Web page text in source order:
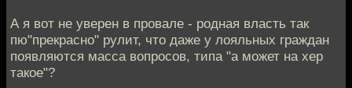
А я вот не уверен в провале - родная власть так
пю"прекрасно" рулит, что даже у лояльных граждан
появляются масса вопросов, типа "а может на хер
такое"?